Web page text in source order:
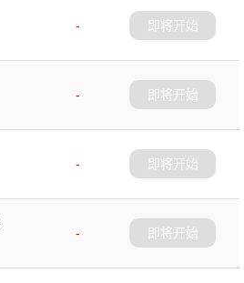
-
即将开始
-
即将开始
-
即将开始
-
即将开始